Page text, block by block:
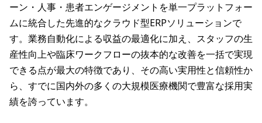
ーン・人事・患者エンゲージメントを単一プラットフォー
ムに統合した先進的なクラウド型ERPソリューションで
す。業務自動化による収益の最適化に加え、スタッフの生
産性向上や臨床ワークフローの抜本的な改善を一括で実現
できる点が最大の特徴であり、その高い実用性と信頼性か
ら、すでに国内外の多くの大規模医療機関で豊富な採用実
績を誇っています。